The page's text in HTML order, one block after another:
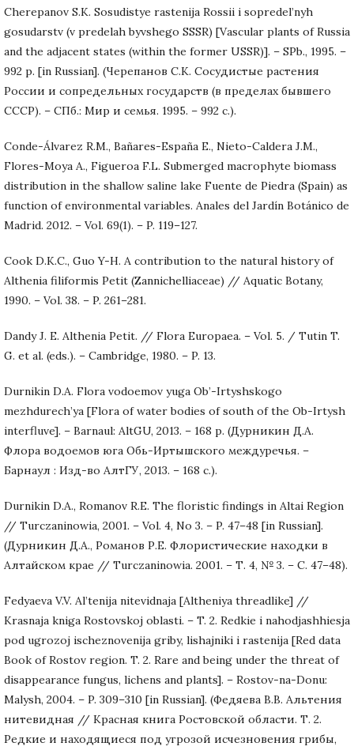
Cherepanov S.K. Sosudistye rastenija Rossii i sopredel’nyh
gosudarstv (v predelah byvshego SSSR) [Vascular plants of Russia
and the adjacent states (within the former USSR)]. – SPb., 1995. –
992 p. [in Russian]. (Черепанов С.К. Сосудистые растения
России и сопредельных государств (в пределах бывшего
СССР). – СПб.: Мир и семья. 1995. – 992 с.).
Conde-Álvarez R.M., Bañares-España E., Nieto-Caldera J.M.,
Flores-Moya A., Figueroa F.L. Submerged macrophyte biomass
distribution in the shallow saline lake Fuente de Piedra (Spain) as
function of environmental variables. Anales del Jardín Botánico de
Madrid. 2012. – Vol. 69(1). – P. 119–127.
Cook D.K.C., Guo Y-H. A contribution to the natural history of
Althenia filiformis Petit (Zannichelliaceae) // Aquatic Botany,
1990. – Vol. 38. – P. 261–281.
Dandy J. E. Althenia Petit. // Flora Europaea. – Vol. 5. / Tutin T.
G. et al. (eds.). – Cambridge, 1980. – P. 13.
Durnikin D.A. Flora vodoemov yuga Ob’-Irtyshskogo
mezhdurech’ya [Flora of water bodies of south of the Ob-Irtysh
interfluve]. – Barnaul: AltGU, 2013. – 168 p. (Дурникин Д.А.
Флора водоемов юга Обь-Иртышского междуречья. –
Барнаул : Изд-во АлтГУ, 2013. – 168 с.).
Durnikin D.A., Romanov R.E. The floristic findings in Altai Region
// Turczaninowia, 2001. – Vol. 4, No 3. – P. 47–48 [in Russian].
(Дурникин Д.А., Романов Р.Е. Флористические находки в
Алтайском крае // Turczaninowia. 2001. – Т. 4, № 3. – С. 47–48).
Fedyaeva V.V. Al’tenija nitevidnaja [Altheniya threadlike] //
Krasnaja kniga Rostovskoj oblasti. – T. 2. Redkie i nahodjashhiesja
pod ugrozoj ischeznovenija griby, lishajniki i rastenija [Red data
Book of Rostov region. T. 2. Rare and being under the threat of
disappearance fungus, lichens and plants]. – Rostov-na-Donu:
Malysh, 2004. – P. 309–310 [in Russian]. (Федяева В.В. Альтения
нитевидная // Красная книга Ростовской области. Т. 2.
Редкие и находящиеся под угрозой исчезновения грибы,